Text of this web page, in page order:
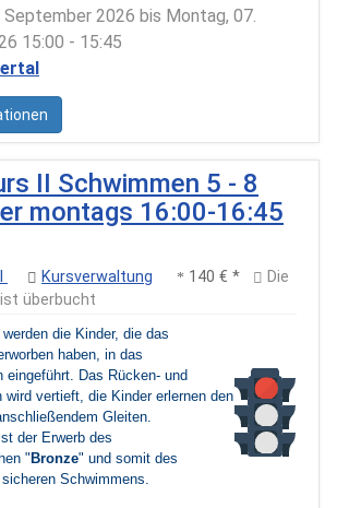
September 2026 bis Montag, 07.
15:00 - 15:45
II Schwimmen 5 - 8
montags 16:00-16:45
Kursverwaltung 140 € *
Die
überbucht
die Kinder, die das
haben, in das
eingeführt. Das Rücken- und
wird vertieft, die Kinder erlernen den
Gleiten.
der Erwerb des
"Bronze" und somit des
Schwimmens.